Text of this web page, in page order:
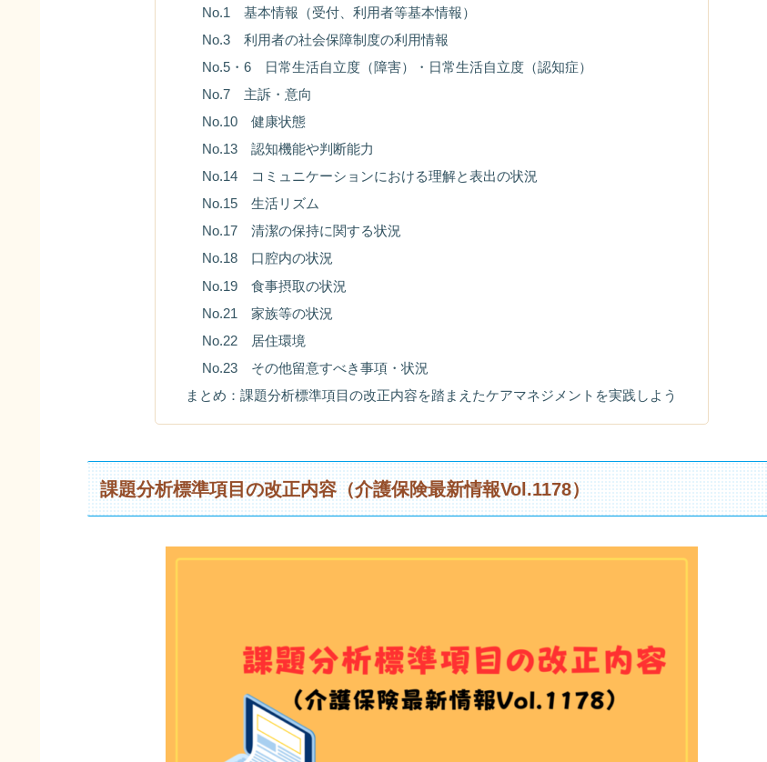
No.1 基本情報（受付、利用者等基本情報）
No.3 利用者の社会保障制度の利用情報
No.5・6 日常生活自立度（障害）・日常生活自立度（認知症）
No.7 主訴・意向
No.10 健康状態
No.13 認知機能や判断能力
No.14 コミュニケーションにおける理解と表出の状況
No.15 生活リズム
No.17 清潔の保持に関する状況
No.18 口腔内の状況
No.19 食事摂取の状況
No.21 家族等の状況
No.22 居住環境
No.23 その他留意すべき事項・状況
まとめ：課題分析標準項目の改正内容を踏まえたケアマネジメントを実践しよう
課題分析標準項目の改正内容（介護保険最新情報Vol.1178）